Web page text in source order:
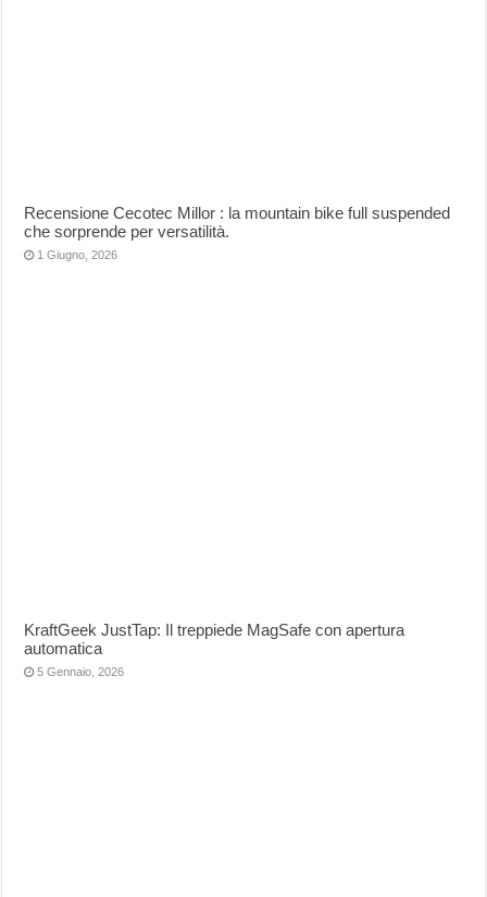
Recensione Cecotec Millor : la mountain bike full suspended
che sorprende per versatilità.
1 Giugno, 2026
KraftGeek JustTap: Il treppiede MagSafe con apertura
automatica
5 Gennaio, 2026